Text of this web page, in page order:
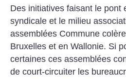
Des initiatives faisant le pont
syndicale et le milieu
assemblées Commune
Bruxelles et en Wallonie. Si
certaines ces assemblées
de court-circuiter les